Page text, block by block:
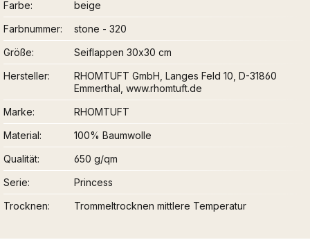
Farbe
beige
Farbnummer
stone - 320
Größe
Seiflappen 30x30 cm
Hersteller
RHOMTUFT GmbH, Langes Feld 10, D-31860
Emmerthal, www.rhomtuft.de
Marke
RHOMTUFT
Material
100% Baumwolle
Qualität
650 g/qm
Serie
Princess
Trocknen
Trommeltrocknen mittlere Temperatur